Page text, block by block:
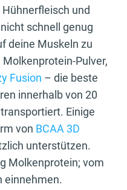
und
schnell genug
deine Muskeln zu
Pulver,
Fusion – die beste
innerhalb von 20
Einige
von BCAA 3D
unterstützen.
Molkenprotein; vom
einnehmen.